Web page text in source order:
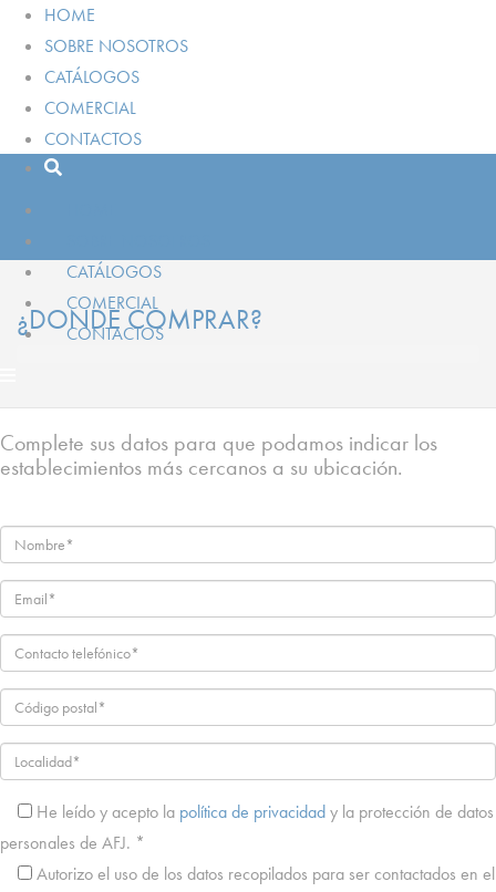
HOME
SOBRE NOSOTROS
CATÁLOGOS
COMERCIAL
CONTACTOS
CATÁLOGOS
COMERCIAL
CONTACTOS
¿DONDE COMPRAR?
Complete sus datos para que podamos indicar los
establecimientos más cercanos a su ubicación.
He leído y acepto la política de privacidady la protección de datos
personales de AFJ. *
Autorizo ​​el uso de los datos recopilados para ser contactados en el